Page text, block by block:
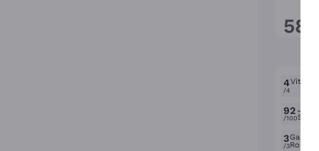
58
4
/4
Vitae
92
/100
James
3
/3
Gambero
Rosso